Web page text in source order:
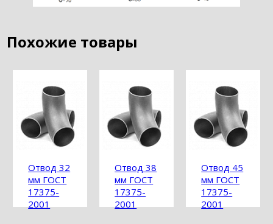
Похожие товары
Отвод 32
мм ГОСТ
17375-
2001
Отвод 38
мм ГОСТ
17375-
2001
Отвод 45
мм ГОСТ
17375-
2001